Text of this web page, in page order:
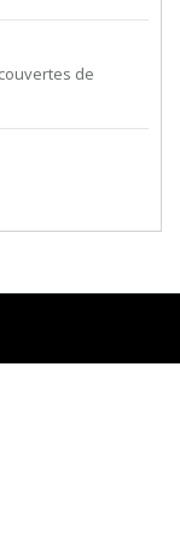
de